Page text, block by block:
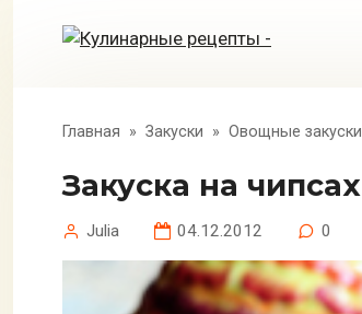
Главная » Закуски » Овощные закуски
Закуска на чипсах
Julia 04.12.2012 0